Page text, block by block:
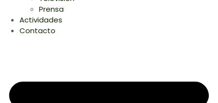
Prensa
Actividades
Contacto